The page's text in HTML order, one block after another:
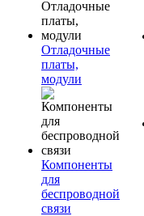
Отладочные
платы,
модули
Компоненты
для
беспроводной
связи